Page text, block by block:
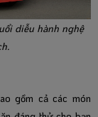
diễu hành nghệ
gồm cả các món